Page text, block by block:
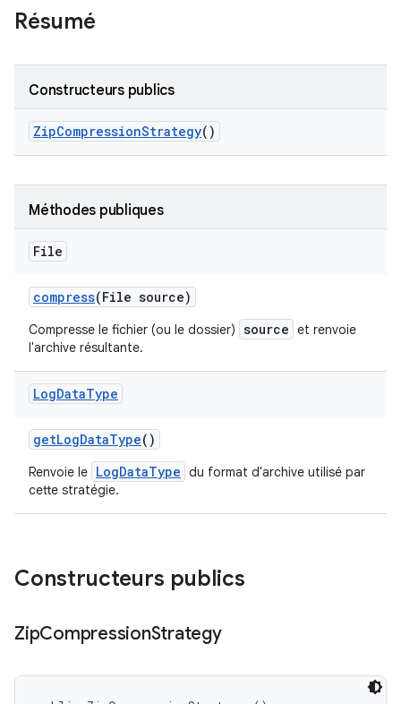
Résumé
Constructeurs publics
ZipCompressionStrategy()
Méthodes publiques
File
compress(File source)
Compresse le fichier (ou le dossier) source et renvoie
l'archive résultante.
LogDataType
getLogDataType()
Renvoie le LogDataType du format d'archive utilisé par
cette stratégie.
Constructeurs publics
ZipCompressionStrategy